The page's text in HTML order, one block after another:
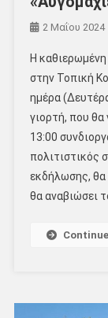
2 Μαΐου 2024
Η
στην Τοπική
ημέρα
γιορτή, που θα
13:00
πολιτιστικός
εκδήλωσης, θα
θα αναβιώσει